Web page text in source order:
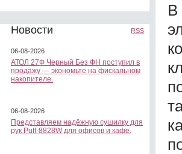
Новости RSS
06-08-2026
АТОЛ 27Ф Черный Без ФН поступил в
продажу — экономьте на фискальном
накопителе.
06-08-2026
Представляем надёжную сушилку для
рук Puff-8828W для офисов и кафе.
В